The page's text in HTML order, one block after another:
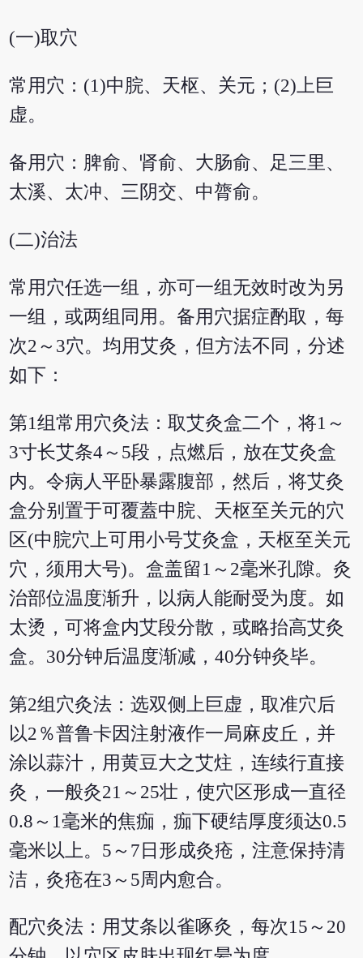
(一)取穴
常用穴：(1)中脘、天枢、关元；(2)上巨
虚。
备用穴：脾俞、肾俞、大肠俞、足三里、
太溪、太冲、三阴交、中膂俞。
(二)治法
常用穴任选一组，亦可一组无效时改为另
一组，或两组同用。备用穴据症酌取，每
次2～3穴。均用艾灸，但方法不同，分述
如下：
第1组常用穴灸法：取艾灸盒二个，将1～
3寸长艾条4～5段，点燃后，放在艾灸盒
内。令病人平卧暴露腹部，然后，将艾灸
盒分别置于可覆蓋中脘、天枢至关元的穴
区(中脘穴上可用小号艾灸盒，天枢至关元
穴，须用大号)。盒盖留1～2毫米孔隙。灸
治部位温度渐升，以病人能耐受为度。如
太烫，可将盒内艾段分散，或略抬高艾灸
盒。30分钟后温度渐减，40分钟灸毕。
第2组穴灸法：选双侧上巨虚，取准穴后
以2％普鲁卡因注射液作一局麻皮丘，并
涂以蒜汁，用黄豆大之艾炷，连续行直接
灸，一般灸21～25壮，使穴区形成一直径
0.8～1毫米的焦痂，痂下硬结厚度须达0.5
毫米以上。5～7日形成灸疮，注意保持清
洁，灸疮在3～5周内愈合。
配穴灸法：用艾条以雀啄灸，每次15～20